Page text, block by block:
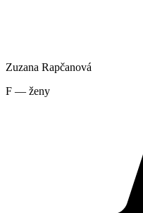
Zuzana Rapčanová
F — ženy